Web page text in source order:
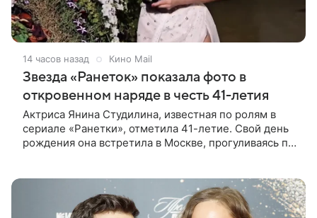
14 часов назад Кино Mail
Звезда «Ранеток» показала фото в
откровенном наряде в честь 41-летия
Актриса Янина Студилина, известная по ролям в
сериале «Ранетки», отметила 41-летие. Свой день
рождения она встретила в Москве, прогуливаясь по